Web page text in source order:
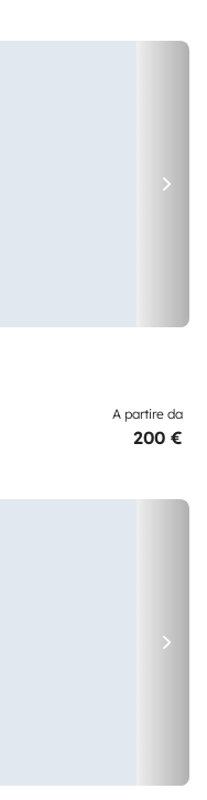
A partire da
200 €